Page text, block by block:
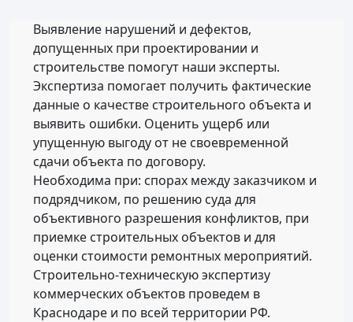
Выявление нарушений и дефектов,
допущенных при проектировании и
строительстве помогут наши эксперты.
Экспертиза помогает получить фактические
данные о качестве строительного объекта и
выявить ошибки. Оценить ущерб или
упущенную выгоду от не своевременной
сдачи объекта по договору.
Необходима при: спорах между заказчиком и
подрядчиком, по решению суда для
объективного разрешения конфликтов, при
приемке строительных объектов и для
оценки стоимости ремонтных мероприятий.
Строительно-техническую экспертизу
коммерческих объектов проведем в
Краснодаре и по всей территории РФ.